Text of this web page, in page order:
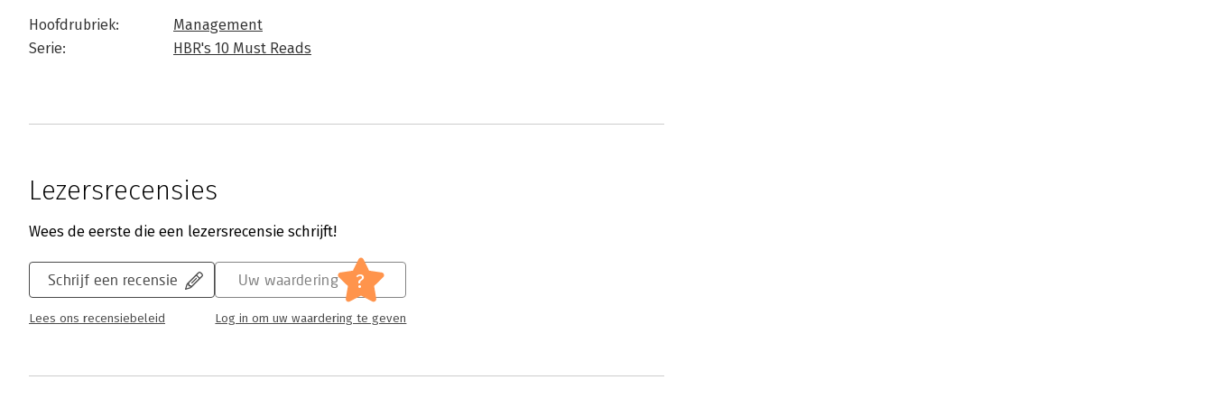
Hoofdrubriek:
Management
Serie:
HBR's 10 Must Reads
Lezersrecensies
Wees de eerste die een lezersrecensie schrijft!
Schrijf een recensie
Lees ons recensiebeleid
Uw waardering ?
Log in om uw waardering te geven